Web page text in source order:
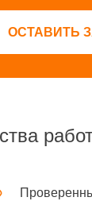
ОСТАВИТЬ